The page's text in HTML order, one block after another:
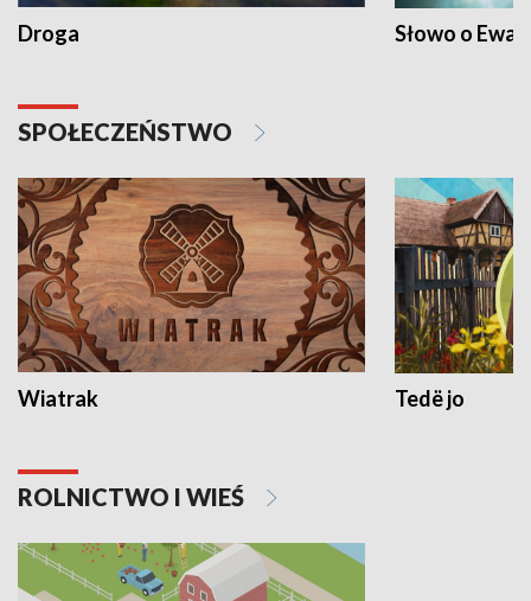
Droga Słowo o
SPOŁECZEŃSTWO
Wiatrak Tedë jo
ROLNICTWO I WIEŚ